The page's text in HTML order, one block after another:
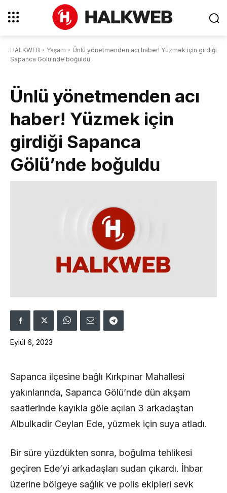
HALKWEB Yaşam
Ünlü yönetmenden acı haber! Yüzmek için girdiği
Sapanca Gölü'nde boğuldu
Ünlü yönetmenden acı
haber! Yüzmek için
girdiği Sapanca
Gölü’nde boğuldu
Eylül 6, 2023
Sapanca ilçesine bağlı Kırkpınar Mahallesi
yakınlarında, Sapanca Gölü’nde dün akşam
saatlerinde kayıkla göle açılan 3 arkadaştan
Albulkadir Ceylan Ede, yüzmek için suya atladı.
Bir süre yüzdükten sonra, boğulma tehlikesi
geçiren Ede’yi arkadaşları sudan çıkardı. İhbar
üzerine bölgeye sağlık ve polis ekipleri sevk